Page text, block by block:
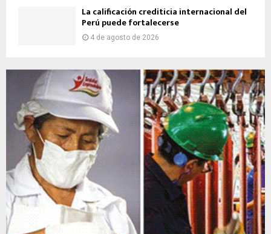
La calificación crediticia internacional del
Perú puede fortalecerse
4 de agosto de 2026